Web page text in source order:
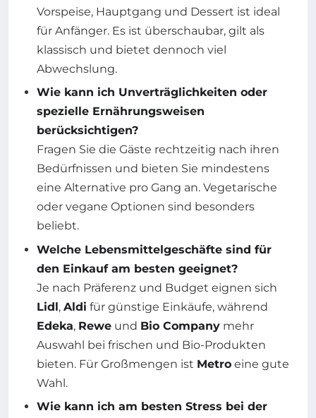
Vorspeise, Hauptgang und Dessert ist ideal
für Anfänger. Es ist überschaubar, gilt als
klassisch und bietet dennoch viel
Abwechslung.
Wie kann ich Unverträglichkeiten oder
spezielle Ernährungsweisen
berücksichtigen?
Fragen Sie die Gäste rechtzeitig nach ihren
Bedürfnissen und bieten Sie mindestens
eine Alternative pro Gang an. Vegetarische
oder vegane Optionen sind besonders
beliebt.
Welche Lebensmittelgeschäfte sind für
den Einkauf am besten geeignet?
Je nach Präferenz und Budget eignen sich
Lidl, Aldi für günstige Einkäufe, während
Edeka, Rewe und Bio Company mehr
Auswahl bei frischen und Bio-Produkten
bieten. Für Großmengen ist Metro eine gute
Wahl.
Wie kann ich am besten Stress bei der